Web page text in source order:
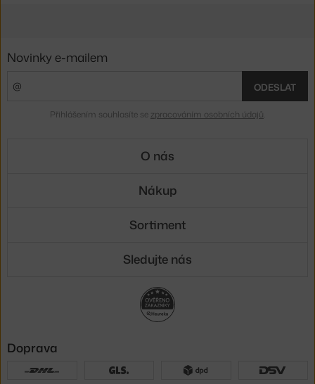
Novinky e-mailem
ODESLAT
Přihlášením souhlasíte se zpracováním osobních údajů
O nás
Nákup
Sortiment
Sledujte nás
Doprava